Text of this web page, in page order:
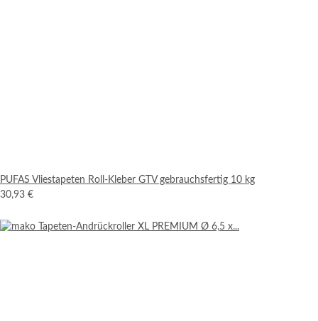
PUFAS Vliestapeten Roll-Kleber GTV gebrauchsfertig 10 kg
30,93 €